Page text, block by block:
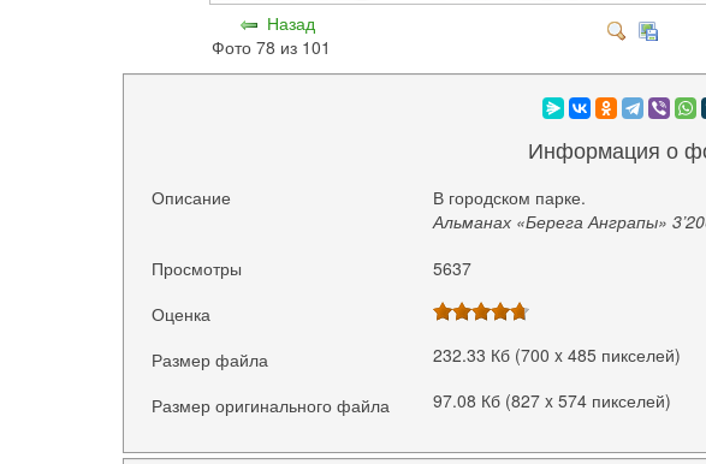
Назад
Фото 78 из 101
Информация о
Описание
В городском парке.
Альманах «Берега Анграпы»
Просмотры
5637
Оценка
Размер файла
232.33 Кб (700 x 485 пикселей)
Размер оригинального файла 97.08 Кб (827 x 574 пикселей)